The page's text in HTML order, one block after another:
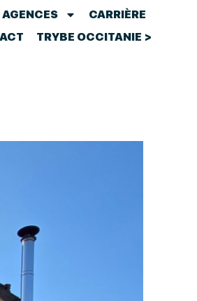
AGENCES
CARRIÈRE
TRYBE OCCITANIE >